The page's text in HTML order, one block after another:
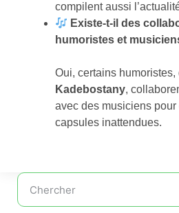
compilent aussi
Existe-t-il des
humoristes et
Oui, certains
Kadebostany,
avec des musiciens
capsules inattendues.